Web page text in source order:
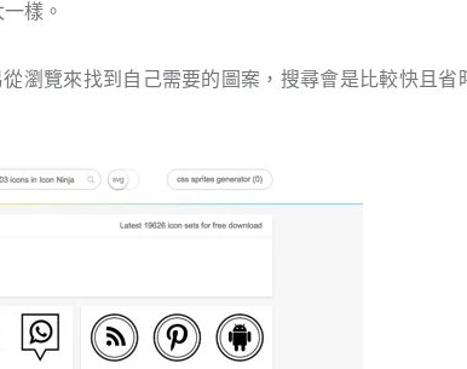
樣。
瀏覽來找到自己需要的圖案，搜尋會是比較快且省